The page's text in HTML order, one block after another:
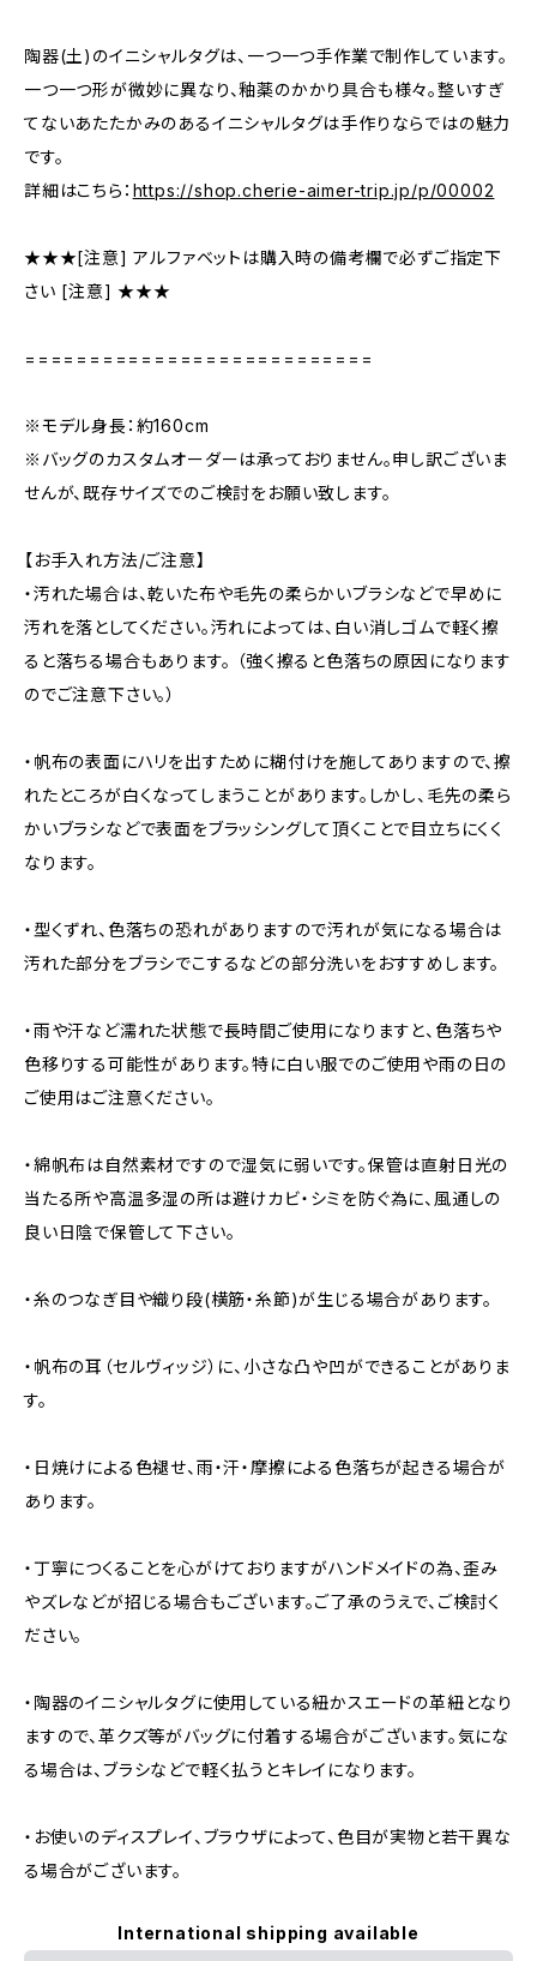
陶器(土)のイニシャルタグは、一つ一つ手作業で制作しています。
一つ一つ形が微妙に異なり、釉薬のかかり具合も様々。整いすぎ
てないあたたかみのあるイニシャルタグは手作りならではの魅力
です。
詳細はこちら： https://shop.cherie-aimer-trip.jp/p/00002
★★★[注意] アルファベットは購入時の備考欄で必ずご指定下
さい [注意] ★★★
===========================
※モデル身長：約160cm
※バッグのカスタムオーダーは承っておりません。申し訳ございま
せんが、既存サイズでのご検討をお願い致します。
【お手入れ方法/ご注意】
・汚れた場合は、乾いた布や毛先の柔らかいブラシなどで早めに
汚れを落としてください。汚れによっては、白い消しゴムで軽く擦
ると落ちる場合もあります。 （強く擦ると色落ちの原因になります
のでご注意下さい。）
・帆布の表面にハリを出すために糊付けを施してありますので、擦
れたところが白くなってしまうことがあります。しかし、毛先の柔ら
かいブラシなどで表面をブラッシングして頂くことで目立ちにくく
なります。
・型くずれ、色落ちの恐れがありますので汚れが気になる場合は
汚れた部分をブラシでこするなどの部分洗いをおすすめします。
・雨や汗など濡れた状態で長時間ご使用になりますと、色落ちや
色移りする可能性があります。特に白い服でのご使用や雨の日の
ご使用はご注意ください。
・綿帆布は自然素材ですので湿気に弱いです。保管は直射日光の
当たる所や高温多湿の所は避けカビ・シミを防ぐ為に、風通しの
良い日陰で保管して下さい。
・糸のつなぎ目や織り段(横筋・糸節)が生じる場合があります。
・帆布の耳（セルヴィッジ）に、小さな凸や凹ができることがありま
す。
・日焼けによる色褪せ、雨・汗・摩擦による色落ちが起きる場合が
あります。
・丁寧につくることを心がけておりますがハンドメイドの為、歪み
やズレなどが招じる場合もございます。ご了承のうえで、ご検討く
ださい。
・陶器のイニシャルタグに使用している紐かスエードの革紐となり
ますので、革クズ等がバッグに付着する場合がございます。気にな
る場合は、ブラシなどで軽く払うとキレイになります。
・お使いのディスプレイ、ブラウザによって、色目が実物と若干異な
る場合がございます。
International shipping available